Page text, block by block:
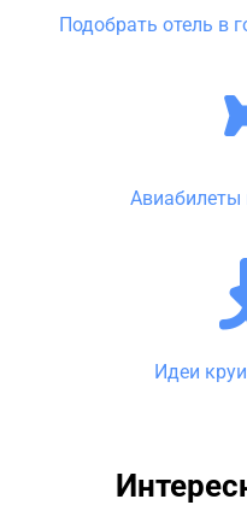
Подобрать отель в
Авиабилеты
Идеи